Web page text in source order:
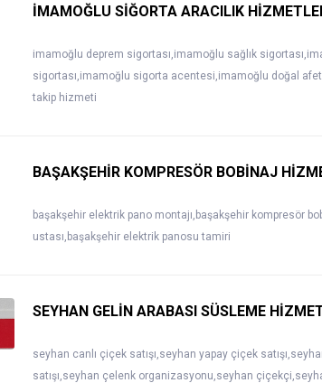
İMAMOĞLU SİĞORTA ARACILIK
imamoğlu deprem sigortası,imamoğlu sağlık
sigortası,imamoğlu sigorta acentesi,imamoğlu doğal
takip hizmeti
BAŞAKŞEHİR KOMPRESÖR BOBİNAJ
başakşehir elektrik pano montajı,başakşehir kompresör
ustası,başakşehir elektrik panosu tamiri
SEYHAN GELİN ARABASI SÜSLEME
seyhan canlı çiçek satışı,seyhan yapay çiçek
satışı,seyhan çelenk organizasyonu,seyhan